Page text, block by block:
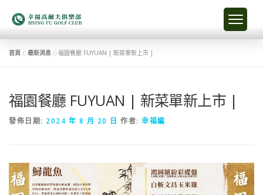
首頁 »最新消息 »福園餐廳 FUYUAN | 新菜單新上市 |
福園餐廳 FUYUAN | 新菜單新上市 |
發佈日期: 2024 年 8 月 20 日 作者: 幸福編